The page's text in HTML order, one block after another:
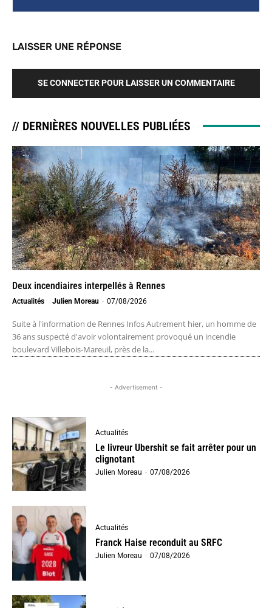
LAISSER UNE RÉPONSE
SE CONNECTER POUR LAISSER UN COMMENTAIRE
// DERNIÈRES NOUVELLES PUBLIÉES
Deux incendiaires interpellés à Rennes
Actualités Julien Moreau - 07/08/2026
Suite à l'information de Rennes Infos Autrement hier, un homme de
36 ans suspecté d'avoir volontairement provoqué un incendie
boulevard Villebois-Mareuil, près de la...
- Advertisement -
Actualités
Le livreur Ubershit se fait arrêter pour un
clignotant
Julien Moreau - 07/08/2026
Actualités
Franck Haise reconduit au SRFC
Julien Moreau - 07/08/2026